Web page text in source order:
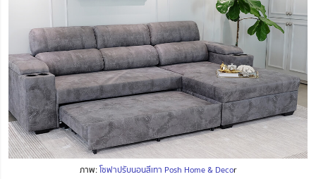
ภาพ:โซฟาปรับนอนสีเทา Posh Home & Decor